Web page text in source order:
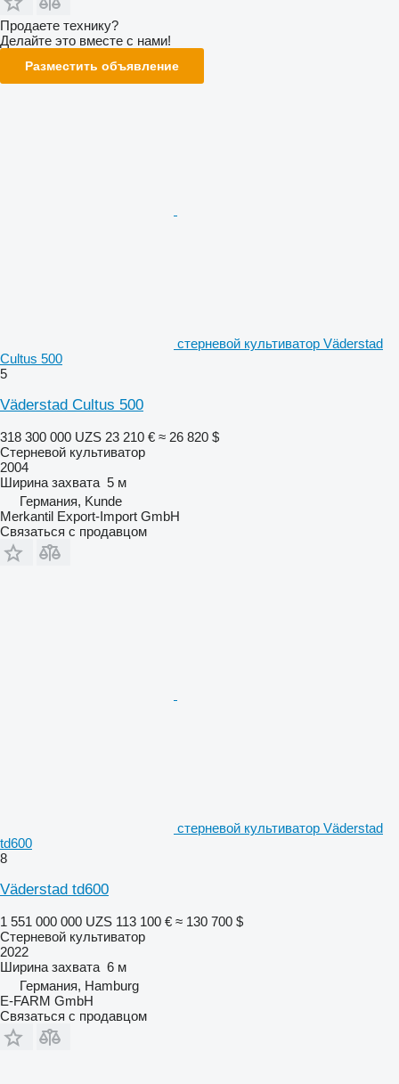
Продаете технику?
Делайте это вместе с нами!
Разместить объявление
стерневой культиватор Väderstad
Cultus 500
5
Väderstad Cultus 500
318 300 000 UZS 23 210 € ≈ 26 820 $
Стерневой культиватор
2004
Ширина захвата 5 м
Германия, Kunde
Merkantil Export-Import GmbH
Связаться с продавцом
стерневой культиватор Väderstad
td600
8
Väderstad td600
1 551 000 000 UZS 113 100 € ≈ 130 700 $
Стерневой культиватор
2022
Ширина захвата 6 м
Германия, Hamburg
E-FARM GmbH
Связаться с продавцом